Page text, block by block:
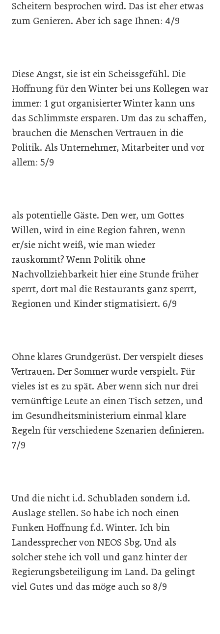
Scheitern besprochen wird. Das ist eher etwas
zum Genieren. Aber ich sage Ihnen: 4/9
Diese Angst, sie ist ein Scheissgefühl. Die
Hoffnung für den Winter bei uns Kollegen war
immer: 1 gut organisierter Winter kann uns
das Schlimmste ersparen. Um das zu schaffen,
brauchen die Menschen Vertrauen in die
Politik. Als Unternehmer, Mitarbeiter und vor
allem: 5/9
als potentielle Gäste. Den wer, um Gottes
Willen, wird in eine Region fahren, wenn
er/sie nicht weiß, wie man wieder
rauskommt? Wenn Politik ohne
Nachvollziehbarkeit hier eine Stunde früher
sperrt, dort mal die Restaurants ganz sperrt,
Regionen und Kinder stigmatisiert. 6/9
Ohne klares Grundgerüst. Der verspielt dieses
Vertrauen. Der Sommer wurde verspielt. Für
vieles ist es zu spät. Aber wenn sich nur drei
vernünftige Leute an einen Tisch setzen, und
im Gesundheitsministerium einmal klare
Regeln für verschiedene Szenarien definieren.
7/9
Und die nicht i.d. Schubladen sondern i.d.
Auslage stellen. So habe ich noch einen
Funken Hoffnung f.d. Winter. Ich bin
Landessprecher von NEOS Sbg. Und als
solcher stehe ich voll und ganz hinter der
Regierungsbeteiligung im Land. Da gelingt
viel Gutes und das möge auch so 8/9